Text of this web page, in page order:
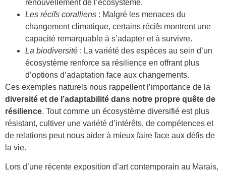
renouvellement de l’écosystème.
Les récifs coralliens : Malgré les menaces du
changement climatique, certains récifs montrent une
capacité remarquable à s’adapter et à survivre.
La biodiversité : La variété des espèces au sein d’un
écosystème renforce sa résilience en offrant plus
d’options d’adaptation face aux changements.
Ces exemples naturels nous rappellent l’importance de la
diversité et de l’adaptabilité dans notre propre quête de
résilience. Tout comme un écosystème diversifié est plus
résistant, cultiver une variété d’intérêts, de compétences et
de relations peut nous aider à mieux faire face aux défis de
la vie.
Lors d’une récente exposition d’art contemporain au Marais,